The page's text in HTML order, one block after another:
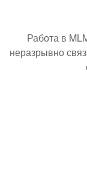
Работа в
неразрывно